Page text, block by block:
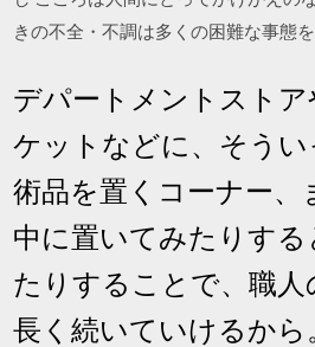
きの不全・不調は多くの困難な事態を
デパートメントスト
ケットなどに、そう
術品を置くコーナー、
中に置いてみたりする
たりすることで、職人
長く続いていけるか